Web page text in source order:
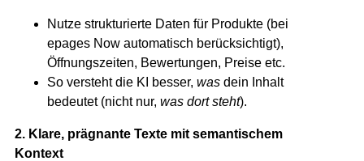
Nutze strukturierte Daten für Produkte (bei
epages Now automatisch berücksichtigt),
Öffnungszeiten, Bewertungen, Preise etc.
So versteht die KI besser, wasdein Inhalt
bedeutet (nicht nur, was dort steht).
2. Klare, prägnante Texte mit semantischem
Kontext